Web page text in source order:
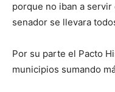
porque no iban a
senador se llevara
Por su parte el Pacto
municipios sumando